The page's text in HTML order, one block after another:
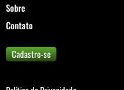
Sobre
Contato
Cadastre-se